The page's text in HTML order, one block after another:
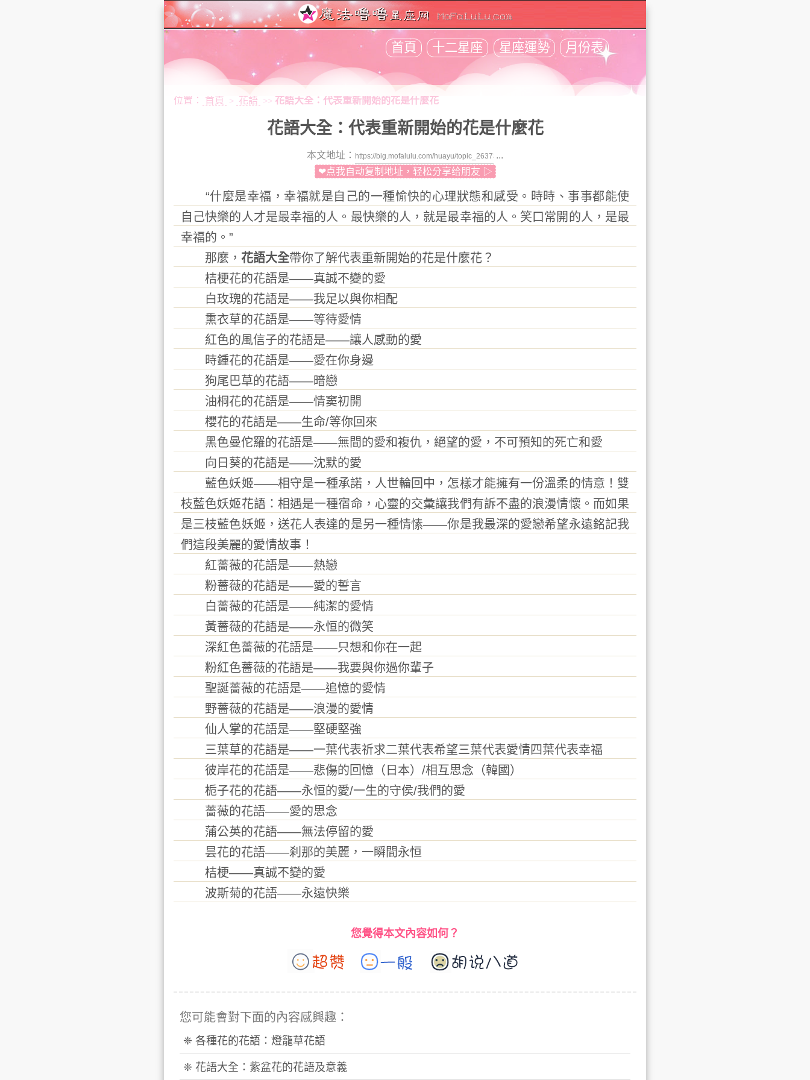
首頁 十二星座 星座運勢 月份表
位置： 首頁 > 花語 >> 花語大全：代表重新開始的花是什麼花
花語大全：代表重新開始的花是什麼花
本文地址：
...
❤点我自动复制地址，轻松分享给朋友 ▷
“什麼是幸福，幸福就是自己的一種愉快的心理狀態和感受。時時、事事都能使
自己快樂的人才是最幸福的人。最快樂的人，就是最幸福的人。笑口常開的人，是最
幸福的。”
那麼， 花語大全帶你了解代表重新開始的花是什麼花？
桔梗花的花語是——真誠不變的愛
白玫瑰的花語是——我足以與你相配
熏衣草的花語是——等待愛情
紅色的風信子的花語是——讓人感動的愛
時鍾花的花語是——愛在你身邊
狗尾巴草的花語——暗戀
油桐花的花語是——情窦初開
櫻花的花語是——生命/等你回來
黑色曼佗羅的花語是——無間的愛和複仇，絕望的愛，不可預知的死亡和愛
向日葵的花語是——沈默的愛
藍色妖姬——相守是一種承諾，人世輪回中，怎樣才能擁有一份溫柔的情意！雙
枝藍色妖姬花語：相遇是一種宿命，心靈的交彙讓我們有訴不盡的浪漫情懷。而如果
是三枝藍色妖姬，送花人表達的是另一種情愫——你是我最深的愛戀希望永遠銘記我
們這段美麗的愛情故事！
紅薔薇的花語是——熱戀
粉薔薇的花語是——愛的誓言
白薔薇的花語是——純潔的愛情
黃薔薇的花語是——永恒的微笑
深紅色薔薇的花語是——只想和你在一起
粉紅色薔薇的花語是——我要與你過你輩子
聖誕薔薇的花語是——追憶的愛情
野薔薇的花語是——浪漫的愛情
仙人掌的花語是——堅硬堅強
三葉草的花語是——一葉代表祈求二葉代表希望三葉代表愛情四葉代表幸福
彼岸花的花語是——悲傷的回憶（日本）/相互思念（韓國）
栀子花的花語——永恒的愛/一生的守侯/我們的愛
薔薇的花語——愛的思念
蒲公英的花語——無法停留的愛
昙花的花語——刹那的美麗，一瞬間永恒
桔梗——真誠不變的愛
波斯菊的花語——永遠快樂
您覺得本文內容如何？
您可能會對下面的內容感興趣：
❈ 各種花的花語：燈籠草花語
❈ 花語大全：紫盆花的花語及意義